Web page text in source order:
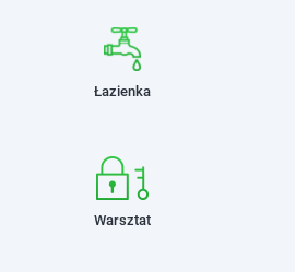
Łazienka
Warsztat